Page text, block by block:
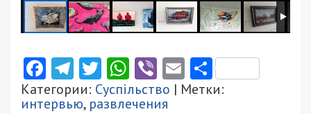
Facebook
Telegram
Twitter
WhatsApp
ViberEmail
Категории: Суспільство | Метки:
интервью, развлечения